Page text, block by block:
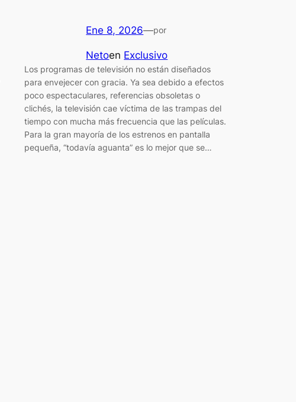
Ene 8, 2026—por
Netoen Exclusivo
Los programas de televisión no están diseñados
para envejecer con gracia. Ya sea debido a efectos
poco espectaculares, referencias obsoletas o
clichés, la televisión cae víctima de las trampas del
tiempo con mucha más frecuencia que las películas.
Para la gran mayoría de los estrenos en pantalla
pequeña, “todavía aguanta” es lo mejor que se…